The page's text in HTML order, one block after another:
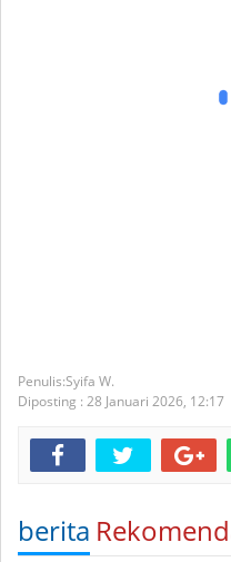
Syifa W.
Diposting : 28 Januari 2026, 12:17
berita